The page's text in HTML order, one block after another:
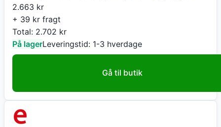
2.663 kr
+ 39 kr fragt
Total: 2.702 kr
På lagerLeveringstid: 1-3 hverdage
Gå til butik